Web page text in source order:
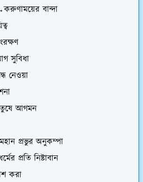
বান্দা
সুবিধা
নেওয়া
আগমন
প্রভুর অনুকম্পা
প্রতি নিষ্টাবান
করা